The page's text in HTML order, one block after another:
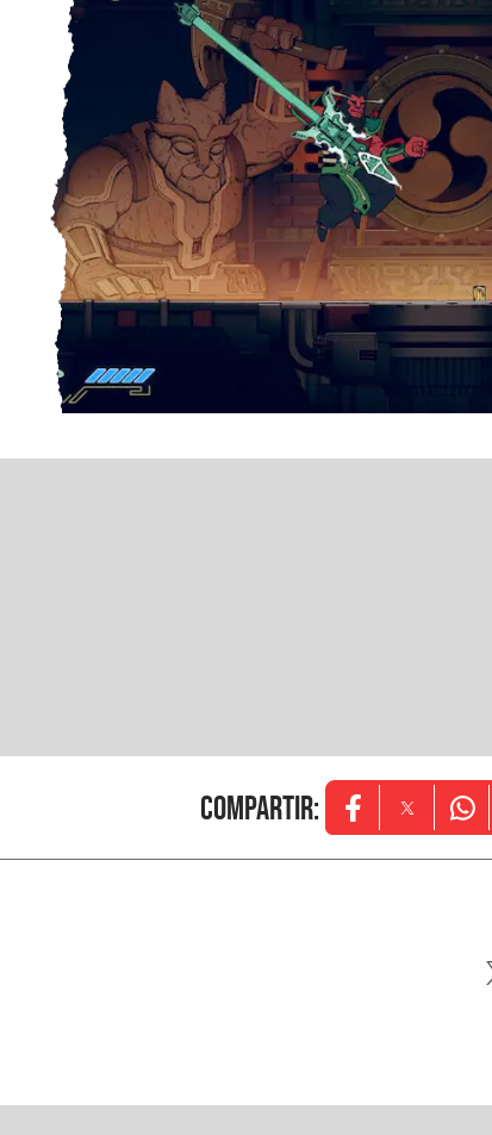
Compartir: Opens in new
Opens in